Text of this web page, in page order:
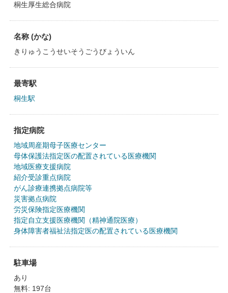
桐生厚生総合病院
名称 (かな)
きりゅうこうせいそうごうびょういん
最寄駅
桐生駅
指定病院
地域周産期母子医療センター
母体保護法指定医の配置されている医療機関
地域医療支援病院
紹介受診重点病院
がん診療連携拠点病院等
災害拠点病院
労災保険指定医療機関
指定自立支援医療機関（精神通院医療）
身体障害者福祉法指定医の配置されている医療機関
駐車場
あり
無料: 197台